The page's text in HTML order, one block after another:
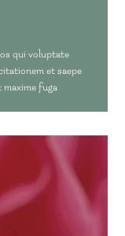
qui voluptate
et saepe
maxime fuga